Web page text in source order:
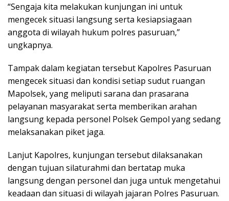
“Sengaja kita melakukan kunjungan ini untuk
mengecek situasi langsung serta kesiapsiagaan
anggota di wilayah hukum polres pasuruan,”
ungkapnya.
Tampak dalam kegiatan tersebut Kapolres Pasuruan
mengecek situasi dan kondisi setiap sudut ruangan
Mapolsek, yang meliputi sarana dan prasarana
pelayanan masyarakat serta memberikan arahan
langsung kepada personel Polsek Gempol yang sedang
melaksanakan piket jaga.
Lanjut Kapolres, kunjungan tersebut dilaksanakan
dengan tujuan silaturahmi dan bertatap muka
langsung dengan personel dan juga untuk mengetahui
keadaan dan situasi di wilayah jajaran Polres Pasuruan.